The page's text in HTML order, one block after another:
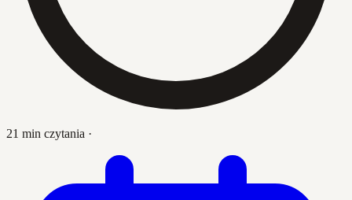
21 min czytania ·